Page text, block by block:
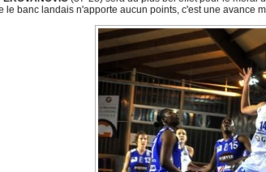
le banc landais n'apporte aucun points, c'est une avance